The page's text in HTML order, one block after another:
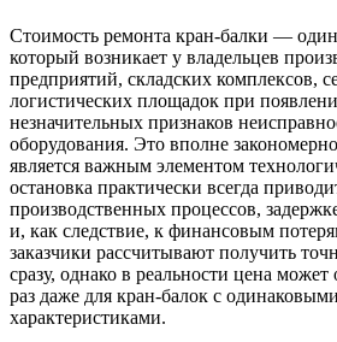
Стоимость ремонта кран-балки —
который возникает у владельцев
предприятий, складских комплексов,
логистических площадок при
незначительных признаков
оборудования. Это вполне
является важным элементом
остановка практически всегда
производственных процессов,
и, как следствие, к финансовым
заказчики рассчитывают получить
сразу, однако в реальности цена может
раз даже для кран-балок с
характеристиками.